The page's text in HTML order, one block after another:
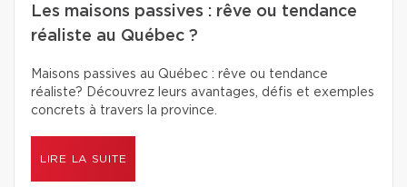
Les maisons passives : rêve ou tendance
réaliste au Québec ?
Maisons passives au Québec : rêve ou tendance
réaliste? Découvrez leurs avantages, défis et exemples
concrets à travers la province.
LIRE LA SUITE